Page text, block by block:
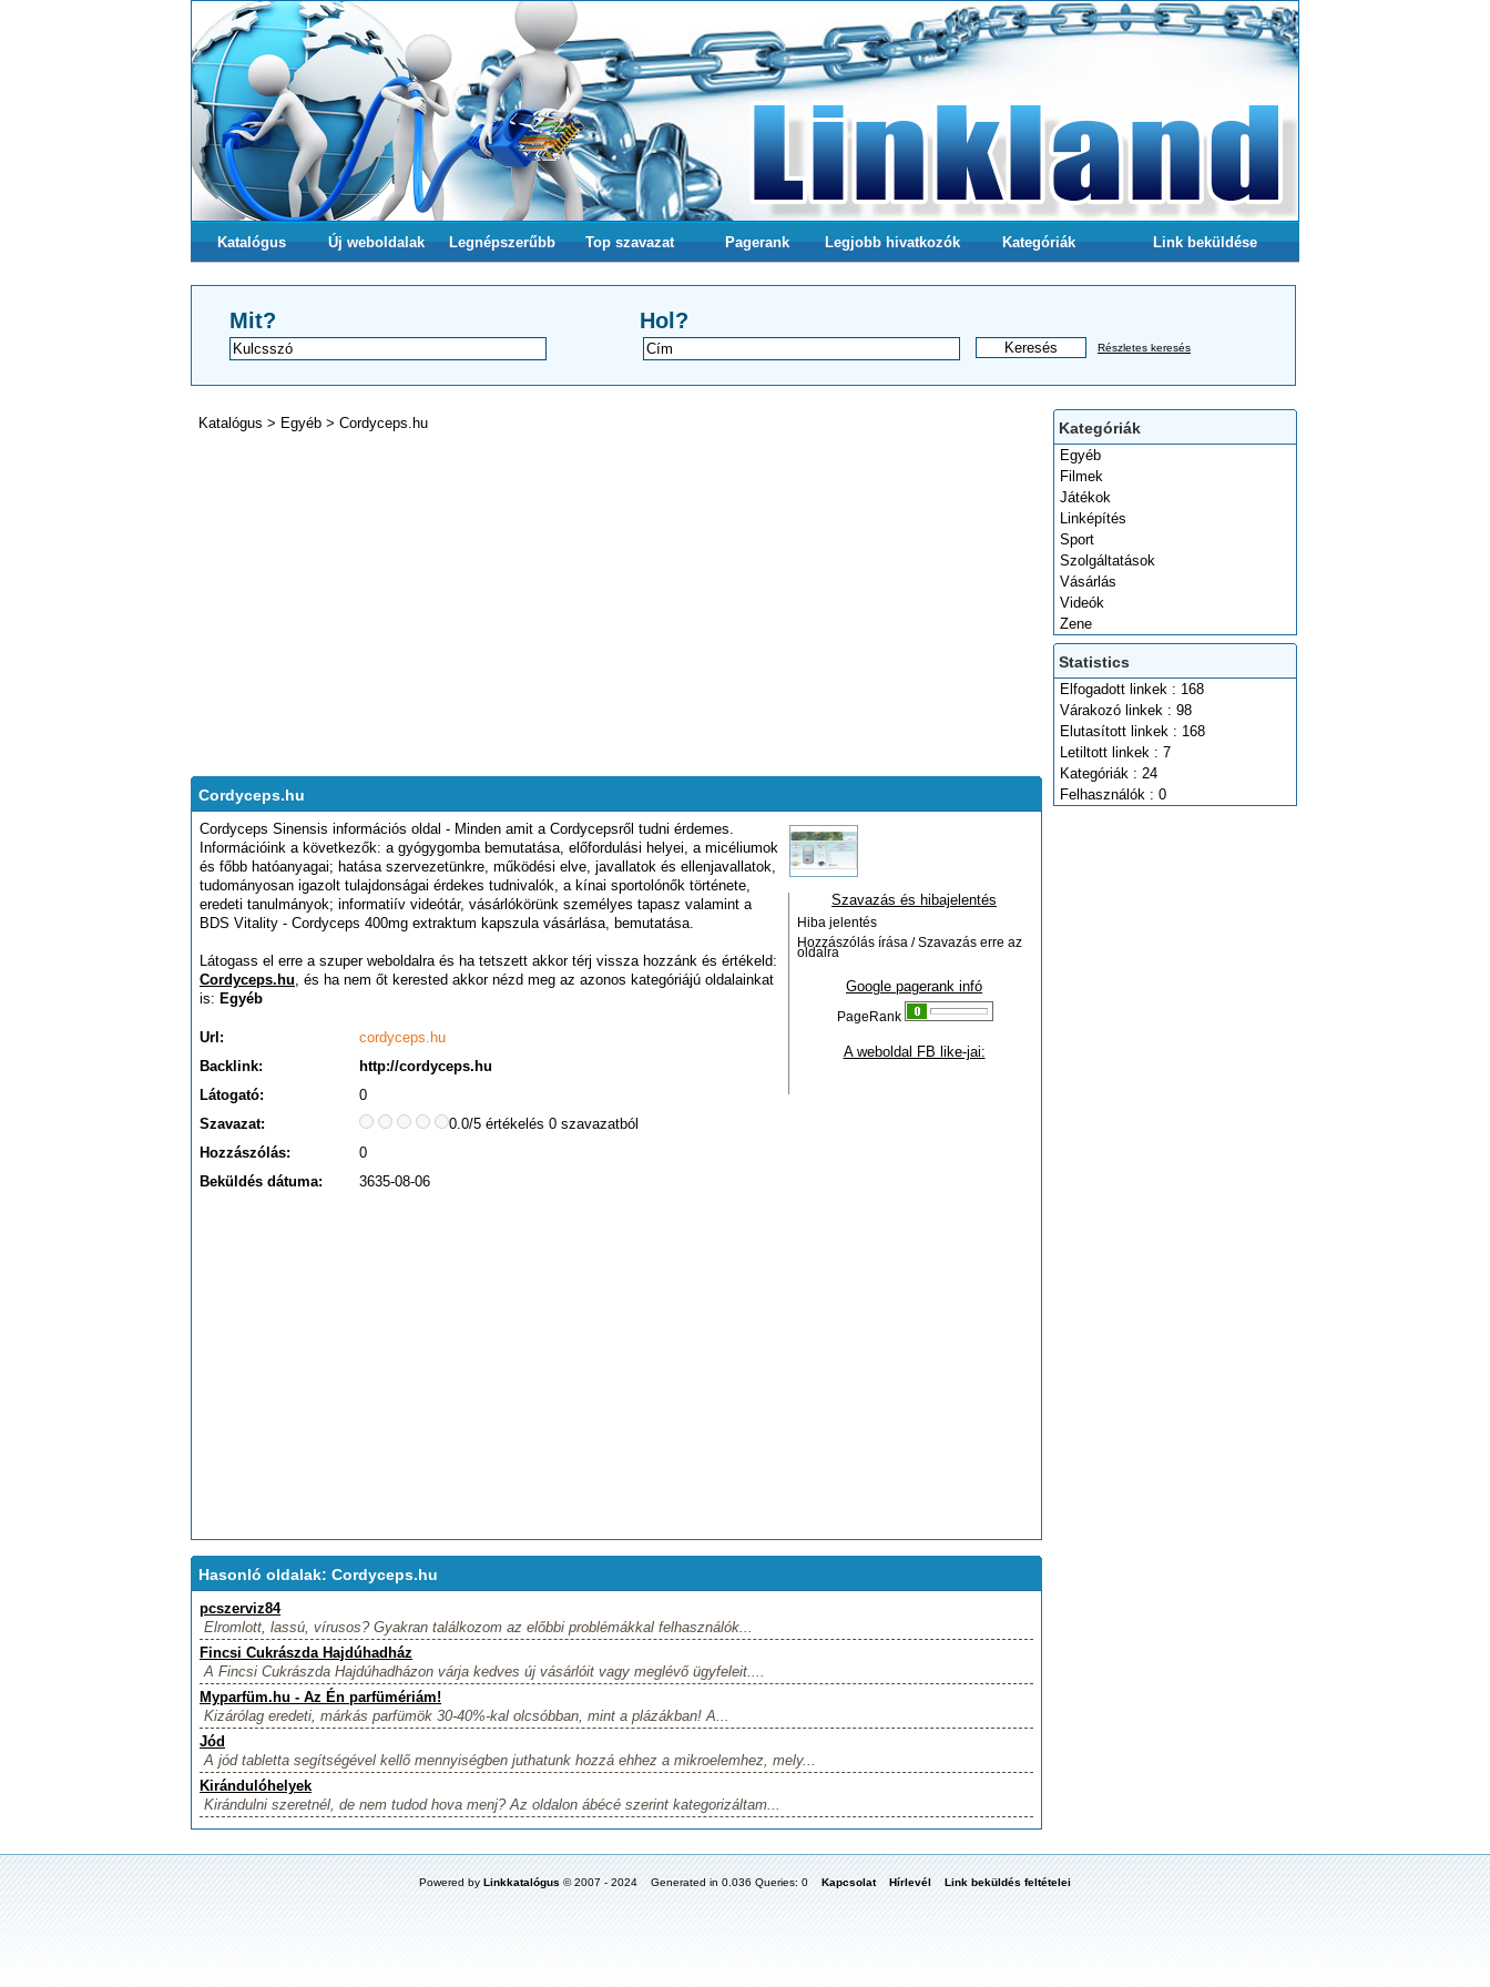
Katalógus Új weboldalak Legnépszerűbb Top szavazat Pagerank Legjobb hivatkozók
a webodlalunkra
Kategóriák Link beküldése
Mit? Hol?
Részletes keresés
Kategóriák
Egyéb
Filmek
Játékok
Linképítés
Sport
Szolgáltatások
Vásárlás
Videók
Zene
Statistics
Elfogadott linkek : 168
Várakozó linkek : 98
Elutasított linkek : 168
Letiltott linkek : 7
Kategóriák : 24
Felhasználók : 0
Katalógus > Egyéb > Cordyceps.hu
Cordyceps.hu
Cordyceps Sinensis információs oldal - Minden amit a Cordycepsről tudni érdemes.
Információink a következők: a gyógygomba bemutatása, előfordulási helyei, a micéliumok
és főbb hatóanyagai; hatása szervezetünkre, működési elve, javallatok és ellenjavallatok,
tudományosan igazolt tulajdonságai érdekes tudnivalók, a kínai sportolónők története,
eredeti tanulmányok; informatiív videótár, vásárlókörünk személyes tapasz valamint a
BDS Vitality - Cordyceps 400mg extraktum kapszula vásárlása, bemutatása.
Látogass el erre a szuper weboldalra és ha tetszett akkor térj vissza hozzánk és értékeld:
Cordyceps.hu, és ha nem őt kerested akkor nézd meg az azonos kategóriájú oldalainkat
is: Egyéb
Url:
cordyceps.hu
Backlink:
http://cordyceps.hu
Látogató:
0
Szavazat:
0.0/5 értékelés 0 szavazatból
Hozzászólás:
0
Beküldés dátuma:
3635-08-06
Szavazás és hibajelentés
Hiba jelentés
Hozzászólás írása / Szavazás erre az
oldalra
Google pagerank infó
PageRank
A weboldal FB like-jai:
Hasonló oldalak: Cordyceps.hu
pcszerviz84
Elromlott, lassú, vírusos? Gyakran találkozom az előbbi problémákkal felhasználók...
Fincsi Cukrászda Hajdúhadház
A Fincsi Cukrászda Hajdúhadházon várja kedves új vásárlóit vagy meglévő ügyfeleit....
Myparfüm.hu - Az Én parfümériám!
Kizárólag eredeti, márkás parfümök 30-40%-kal olcsóbban, mint a plázákban! A...
Jód
A jód tabletta segítségével kellő mennyiségben juthatunk hozzá ehhez a mikroelemhez, mely...
Kirándulóhelyek
Kirándulni szeretnél, de nem tudod hova menj? Az oldalon ábécé szerint kategorizáltam...
Powered by Linkkatalógus © 2007 - 2024 Generated in 0.036 Queries: 0 Kapcsolat Hírlevél Link beküldés feltételei